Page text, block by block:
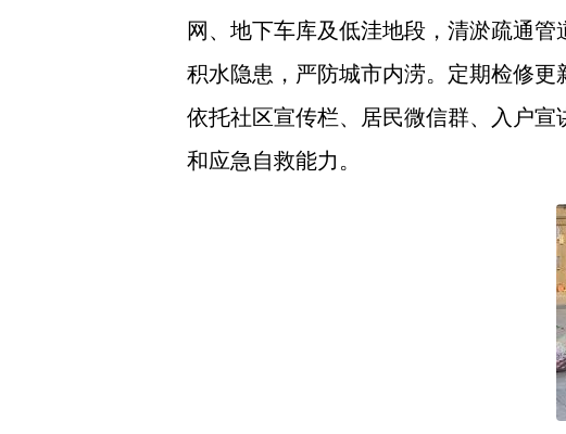
网、地下车库及低洼地段，清淤疏通
积水隐患，严防城市内涝。定期检修更
依托社区宣传栏、居民微信群、入户
和应急自救能力。